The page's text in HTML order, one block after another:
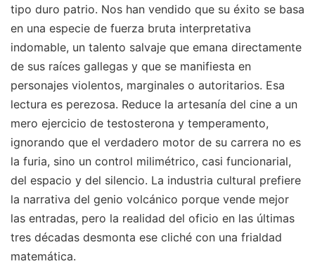
tipo duro patrio. Nos han vendido que su éxito se basa
en una especie de fuerza bruta interpretativa
indomable, un talento salvaje que emana directamente
de sus raíces gallegas y que se manifiesta en
personajes violentos, marginales o autoritarios. Esa
lectura es perezosa. Reduce la artesanía del cine a un
mero ejercicio de testosterona y temperamento,
ignorando que el verdadero motor de su carrera no es
la furia, sino un control milimétrico, casi funcionarial,
del espacio y del silencio. La industria cultural prefiere
la narrativa del genio volcánico porque vende mejor
las entradas, pero la realidad del oficio en las últimas
tres décadas desmonta ese cliché con una frialdad
matemática.